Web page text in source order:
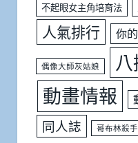
不起眼女主角培育法
人氣排行 你
偶像大師灰姑娘
動畫情報
同人誌 哥布林殺手